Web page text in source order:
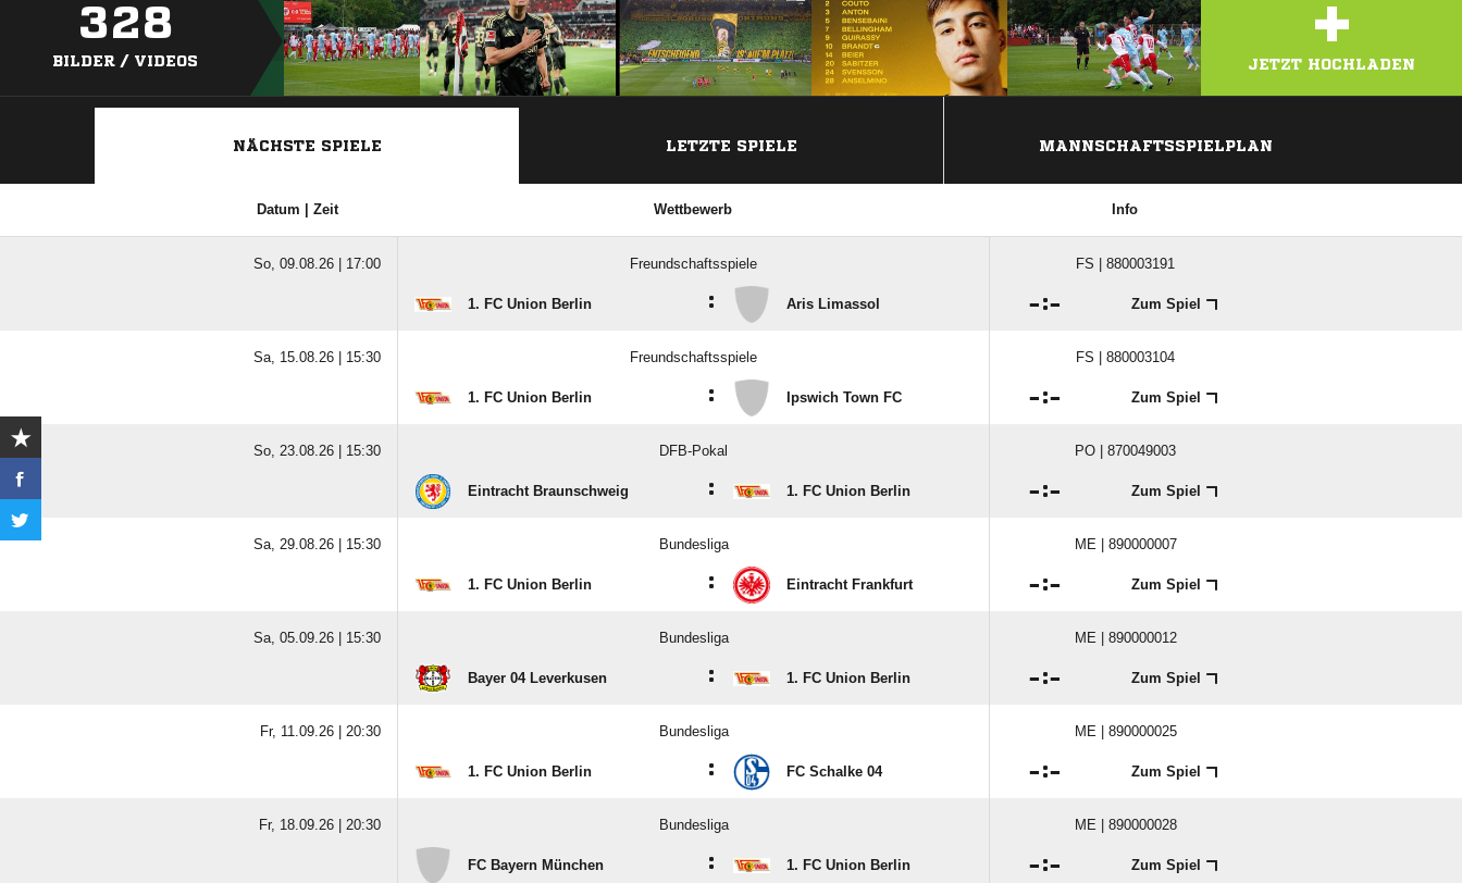
328
BILDER / VIDEOS +
JETZT HOCHLADEN
NÄCHSTE SPIELE LETZTE SPIELE MANNSCHAFTSSPIELPLAN
Datum | Zeit Wettbewerb Info
So, 09.08.26 | 17:00 Freundschaftsspiele FS | 880003191
1. FC Union Berlin : Aris Limassol : Zum Spiel
Sa, 15.08.26 | 15:30 Freundschaftsspiele FS | 880003104
1. FC Union Berlin : Ipswich Town FC : Zum Spiel
So, 23.08.26 | 15:30 DFB-Pokal PO | 870049003
Eintracht Braunschweig : 1. FC Union Berlin : Zum Spiel
Sa, 29.08.26 | 15:30 Bundesliga ME | 890000007
1. FC Union Berlin : Eintracht Frankfurt : Zum Spiel
Sa, 05.09.26 | 15:30 Bundesliga ME | 890000012
Bayer 04 Leverkusen : 1. FC Union Berlin : Zum Spiel
Fr, 11.09.26 | 20:30 Bundesliga ME | 890000025
1. FC Union Berlin : FC Schalke 04 : Zum Spiel
Fr, 18.09.26 | 20:30 Bundesliga ME | 890000028
FC Bayern München : 1. FC Union Berlin : Zum Spiel